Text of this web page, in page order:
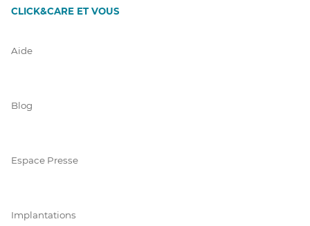
CLICK&CARE ET VOUS
Aide
Blog
Espace Presse
Implantations